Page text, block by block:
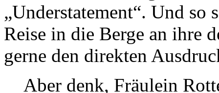
„Understatement“. Und
Reise in die Berge an ihre
gerne den direkten
Aber denk, Fräulein